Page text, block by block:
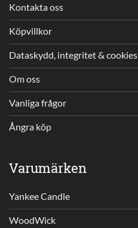
Kontakta oss
Köpvillkor
Dataskydd, integritet & cookies
Om oss
Vanliga frågor
Ångra köp
Varumärken
Yankee Candle
WoodWick